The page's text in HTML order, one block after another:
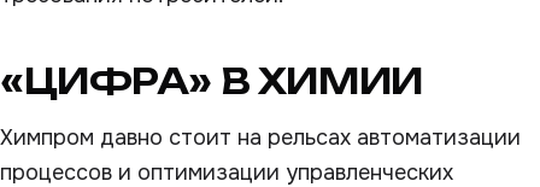
«ЦИФРА» В ХИМИИ
Химпром давно стоит на рельсах автоматизации
процессов и оптимизации управленческих